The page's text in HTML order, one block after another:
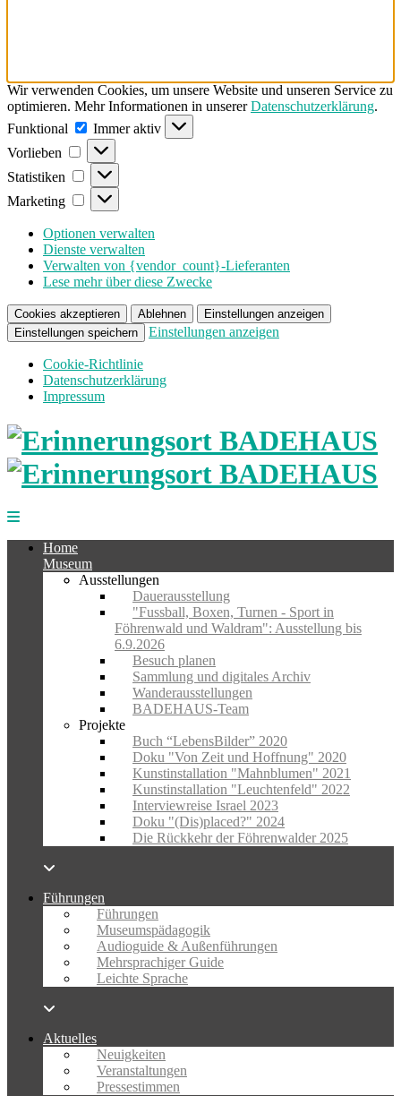
Wir verwenden Cookies, um unsere Website und unseren Service zu
optimieren. Mehr Informationen in unsererDatenschutzerklärung.
Funktional
Funktional
Immer aktiv
Vorlieben
Vorlieben
Statistiken Statistiken
Marketing Marketing
Optionen verwalten
Dienste verwalten
Verwalten von {vendor_count}-Lieferanten
Lese mehr über diese Zwecke
Cookies akzeptieren Ablehnen
Einstellungen anzeigen
Einstellungen speichern
Einstellungen anzeigen
Cookie-Richtlinie
Datenschutzerklärung
Impressum
Home
Museum
Ausstellungen
Dauerausstellung
"Fussball, Boxen, Turnen - Sport in
Föhrenwald und Waldram": Ausstellung bis
6.9.2026
Besuch planen
Sammlung und digitales Archiv
Wanderausstellungen
BADEHAUS-Team
Projekte
Buch “LebensBilder” 2020
Doku "Von Zeit und Hoffnung" 2020
Kunstinstallation "Mahnblumen" 2021
Kunstinstallation "Leuchtenfeld" 2022
Interviewreise Israel 2023
Doku "(Dis)placed?" 2024
Die Rückkehr der Föhrenwalder 2025
Führungen
Führungen
Museumspädagogik
Audioguide & Außenführungen
Mehrsprachiger Guide
Leichte Sprache
Aktuelles
Neuigkeiten
Veranstaltungen
Pressestimmen